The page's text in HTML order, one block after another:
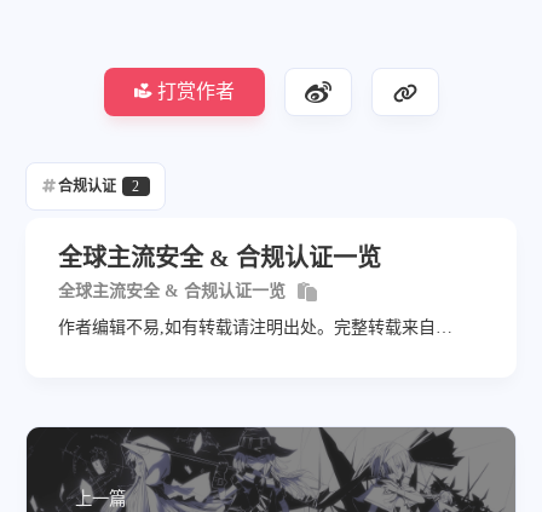
打赏作者
合规认证 2
全球主流安全 & 合规认证一览
全球主流安全 & 合规认证一览
作者编辑不易,如有转载请注明出处。完整转载来自
上一篇